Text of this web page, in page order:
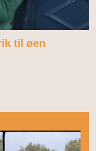
til øen